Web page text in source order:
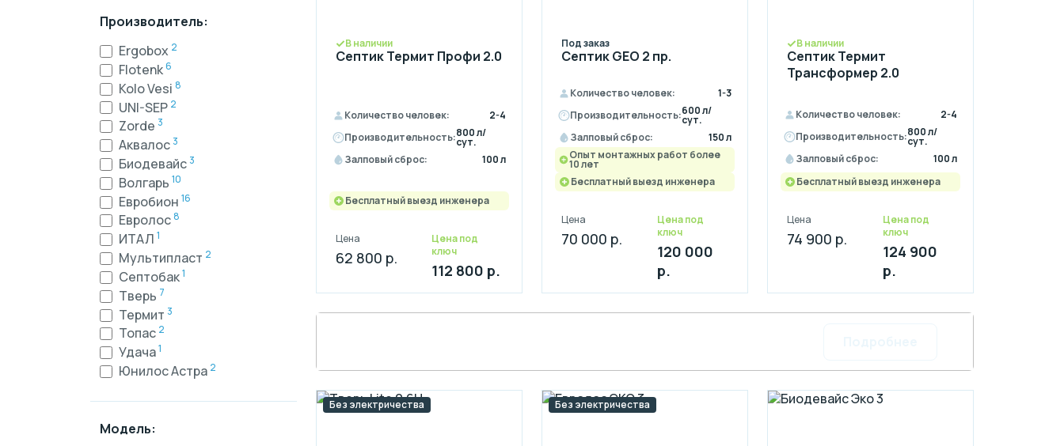
Производитель:
Ergobox 2
Flotenk6
Kolo Vesi 8
UNI-SEP 2
Zorde 3
Аквалос 3
Биодевайс 3
Волгарь 10
Евробион 16
Евролос 8
ИТАЛ 1
Мультипласт 2
Септобак1
Тверь 7
Термит 3
Топас 2
Удача1
Юнилос Астра 2
Модель:
В наличии
Септик Термит Профи 2.0
Количество человек:
2-4
Производительность:800 л/
сут.
Залповый сброс:
100 л
Бесплатный выезд инженера
Цена
62 800 р.
Цена под
ключ
112 800 р.
Под заказ
Септик GEO 2 пр.
Количество человек:
1-3
Производительность:600 л/
сут.
Залповый сброс:
150 л
Опыт монтажных работ более
10 лет
Бесплатный выезд инженера
Цена
70 000 р.
Цена под
ключ
120 000
р.
В наличии
Септик Термит
Трансформер 2.0
Количество человек:
2-4
Производительность:800 л/
сут.
Залповый сброс:
100 л
Бесплатный выезд инженера
Цена
74 900 р.
Цена под
ключ
124 900
р.
Без электричества Без электричества